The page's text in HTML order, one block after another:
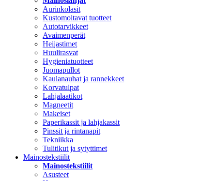
Aurinkolasit
Kustomoitavat tuotteet
Autotarvikkeet
Avaimenperät
Heijastimet
Huulirasvat
Hygieniatuotteet
Juomapullot
Kaulanauhat ja rannekkeet
Korvatulpat
Lahjalaatikot
Magneetit
Makeiset
Paperikassit ja lahjakassit
Pinssit ja rintanapit
Tekniikka
Tulitikut ja sytyttimet
Mainostekstiilit
Mainostekstiilit
Asusteet